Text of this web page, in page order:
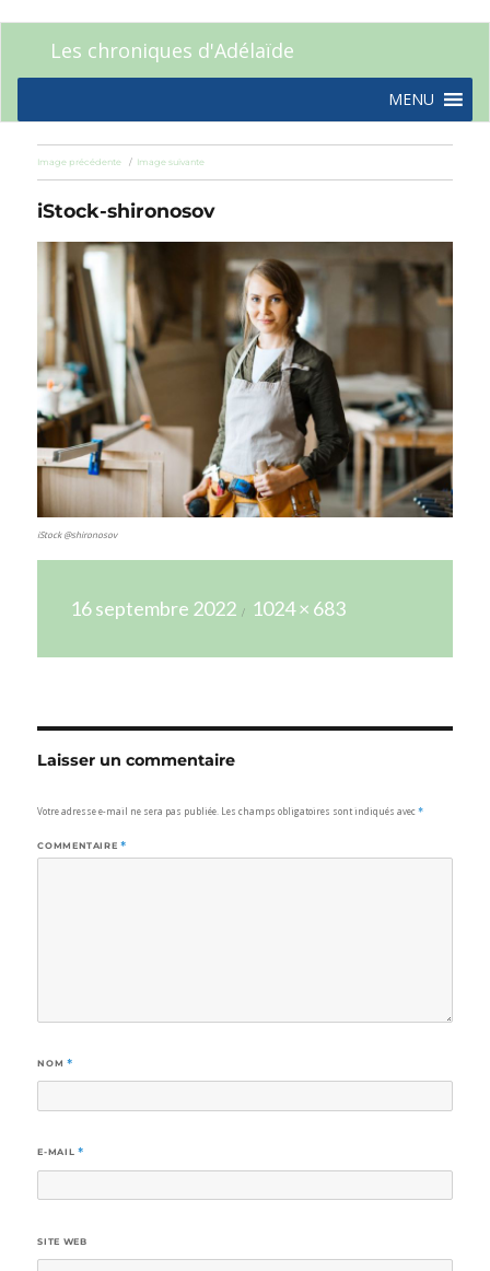
Les chroniques d'Adélaïde
MENU
Image précédente Image suivante
iStock-shironosov
iStock @shironosov
le
16 septembre 2022
réelle
1024 × 683
Laisser un commentaire
Votre adresse e-mail ne sera pas publiée. Les champs obligatoires sont indiqués avec*
COMMENTAIRE *
NOM *
E-MAIL *
SITE WEB